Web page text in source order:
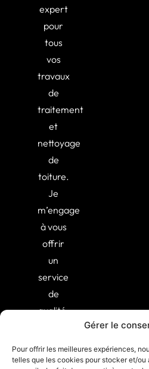
Gérer le
Pour offrir les meilleures expériences,
telles que les cookies pour stocker et/
expert
pour
tous
vos
travaux
de
traitement
et
nettoyage
de
toiture.
Je
m’engage
à vous
offrir
un
service
de
qualité,
expertise
et